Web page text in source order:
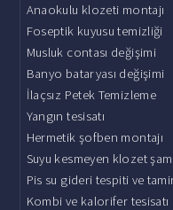
Anaokulu klozeti montajı
Foseptik kuyusu temizliği
Musluk contası değişimi
Banyo bataryası değişimi
İlaçsız Petek Temizleme
Yangın tesisatı
Hermetik şofben montajı
Suyu kesmeyen klozet
Pis su gideri tespiti ve
Kombi ve kalorifer tesisatı